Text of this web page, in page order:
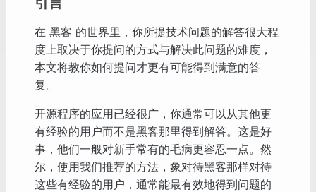
在 黑客 的世界里，你所提技术问题的解答很大程
度上取决于你提问的方式与解决此问题的难度，
本文将教你如何提问才更有可能得到满意的答
复。
开源程序的应用已经很广，你通常可以从其他更
有经验的用户而不是黑客那里得到解答。这是好
事，他们一般对新手常有的毛病更容忍一点。然
尔，使用我们推荐的方法，象对待黑客那样对待
这些有经验的用户，通常能最有效地得到问题的